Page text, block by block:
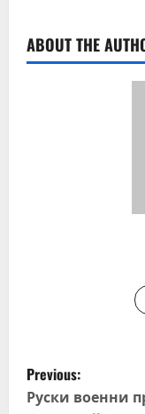
ABOUT THE
P
o
Previous:
Руски военни